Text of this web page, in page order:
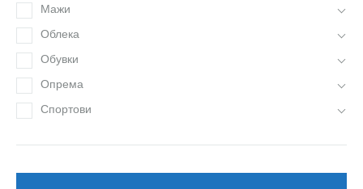
Мажи
Облека
Обувки
Опрема
Спортови